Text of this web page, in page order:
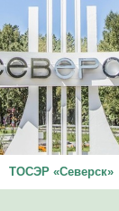
ТОСЭР «Северск»